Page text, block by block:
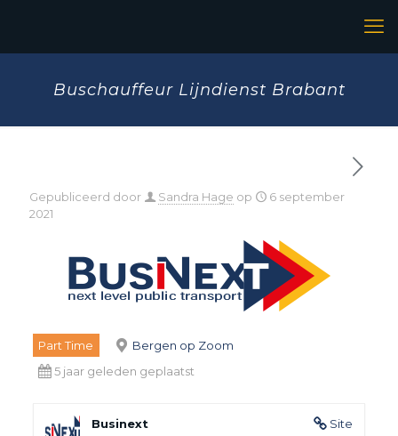
Buschauffeur Lijndienst Brabant
Gepubliceerd door Sandra Hage op
6 september
2021
Part Time
Bergen op Zoom
5 jaar geleden geplaatst
Site
Businext